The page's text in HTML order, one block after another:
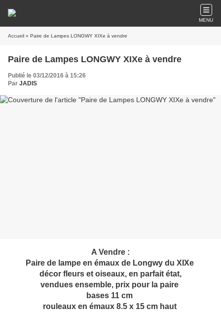
MENU
Accueil » Paire de Lampes LONGWY XIXe à vendre
Paire de Lampes LONGWY XIXe à vendre
Publié le 03/12/2016 à 15:26
Par JADIS
A Vendre :
Paire de lampe en émaux de Longwy du XIXe
décor fleurs et oiseaux, en parfait état,
vendues ensemble, prix pour la paire
bases 11 cm
rouleaux en émaux 8.5 x 15 cm haut